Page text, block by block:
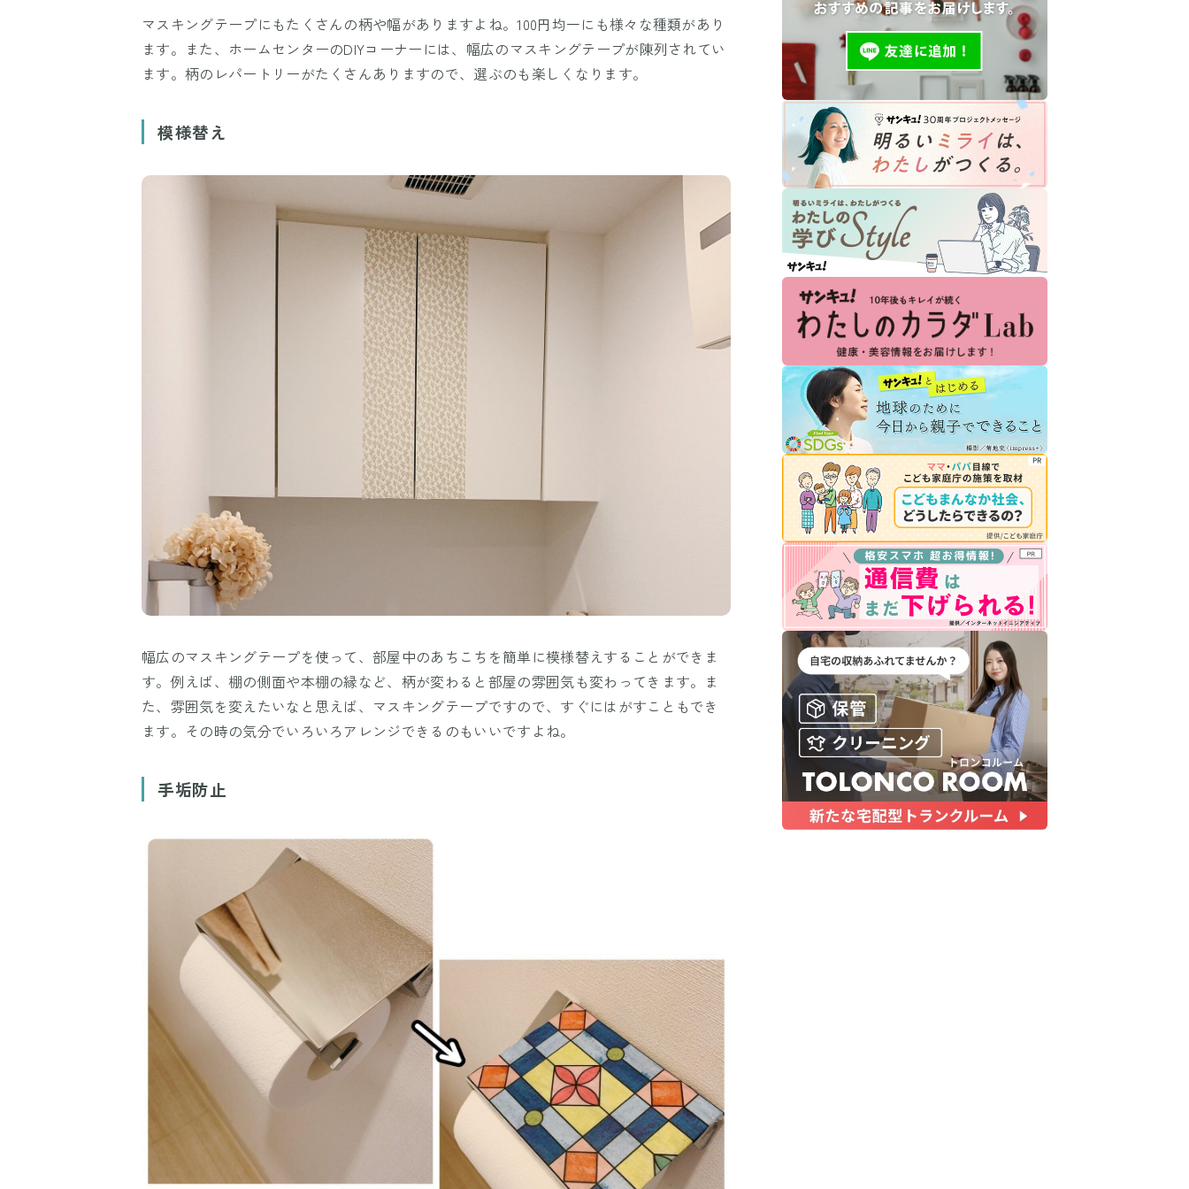
マスキングテープにもたくさんの柄や幅がありますよね。100円均一にも様々な種類があり
ます。また、ホームセンターのDIYコーナーには、幅広のマスキングテープが陳列されてい
ます。柄のレパートリーがたくさんありますので、選ぶのも楽しくなります。
模様替え
幅広のマスキングテープを使って、部屋中のあちこちを簡単に模様替えすることができま
す。例えば、棚の側面や本棚の縁など、柄が変わると部屋の雰囲気も変わってきます。ま
た、雰囲気を変えたいなと思えば、マスキングテープですので、すぐにはがすこともでき
ます。その時の気分でいろいろアレンジできるのもいいですよね。
手垢防止